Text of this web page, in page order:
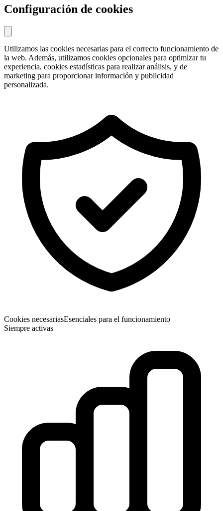
Configuración de cookies
Utilizamos las cookies necesarias para el correcto funcionamiento de
la web. Además, utilizamos cookies opcionales para optimizar tu
experiencia, cookies estadísticas para realizar análisis, y de
marketing para proporcionar información y publicidad
personalizada.
Cookies necesariasEsenciales para el funcionamiento
Siempre activas